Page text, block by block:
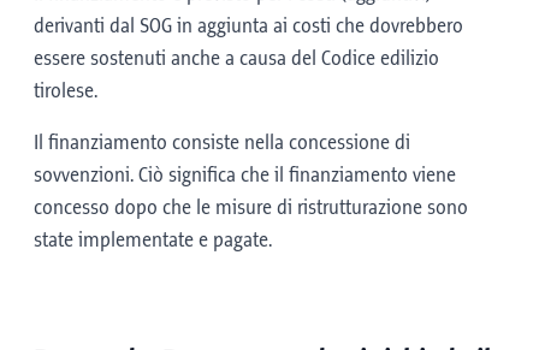
derivanti dal SOG in aggiunta ai costi che dovrebbero
essere sostenuti anche a causa del Codice edilizio
tirolese.
Il finanziamento consiste nella concessione di
sovvenzioni. Ciò significa che il finanziamento viene
concesso dopo che le misure di ristrutturazione sono
state implementate e pagate.